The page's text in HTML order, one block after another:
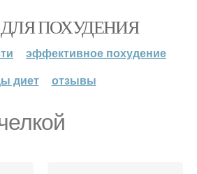
ПОХУДЕНИЯ
эффективное похудение
диет
отзывы